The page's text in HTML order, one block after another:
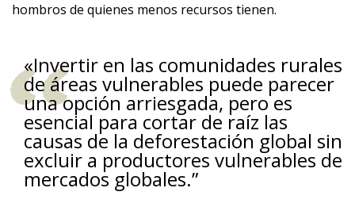
hombros de quienes menos recursos tienen.
«Invertir en las comunidades rurales
de áreas vulnerables puede parecer
una opción arriesgada, pero es
esencial para cortar de raíz las
causas de la deforestación global sin
excluir a productores vulnerables de
mercados globales.”